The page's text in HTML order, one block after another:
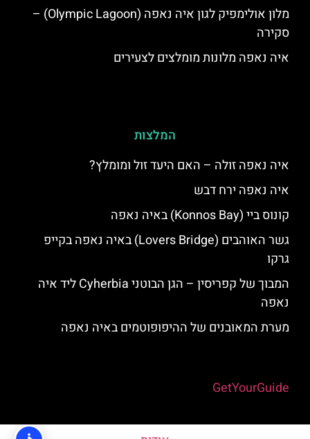
מלון אולימפיק לגון איה נאפה (Olympic Lagoon) –
סקירה
איה נאפה מלונות מומלצים לצעירים
המלצות
איה נאפה זולה – האם היעד זול ומומלץ?
איה נאפה ירח דבש
קונוס ביי (Konnos Bay) באיה נאפה
גשר האוהבים (Lovers Bridge) באיה נאפה בקייפ
גרקו
המבוך של קפריסין – הגן הבוטני Cyherbia‬‬ ליד איה
נאפה
מערת המאובנים של ההיפופוטמים באיה נאפה
GetYourGuide